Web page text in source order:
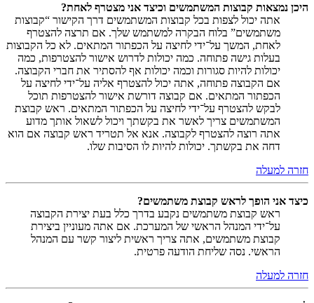
היכן נמצאות קבוצות המשתמשים וכיצד אני מצטרף לאחת?
אתה יכול לצפות בכל קבוצות המשתמשים דרך הקישור “קבוצות
משתמשים” בלוח הבקרה למשתמש שלך. אם תרצה להצטרף
לאחת, המשך על־ידי לחיצה על הכפתור המתאים. לא כל הקבוצות
בעלות גישה פתוחה. כמה יכולות לדרוש אישור להצטרפות, כמה
יכולות להיות סגורות וכמה יכולות אף להסתיר את חברי הקבוצה.
אם הקבוצה פתוחה, אתה יכול להצטרף אליה על־ידי לחיצה על
הכפתור המתאים. אם קבוצה דורשת אישור להצטרפות תוכל
לבקש להצטרף על־ידי לחיצה על הכפתור המתאים. ראש קבוצת
המשתמשים צריך לאשר את בקשתך ויכול לשאול אותך מדוע
אתה רוצה להצטרף לקבוצה. אנא אל תטריד ראש קבוצה אם הוא
דחה את בקשתך. יכולות להיות לו הסיבות שלו.
חזרה למעלה
כיצד אני הופך לראש קבוצת משתמשים?
ראש קבוצת משתמשים נקבע בדרך כלל בעת יצירת הקבוצה
על־ידי המנהל הראשי של המערכת. אם אתה מעוניין ביצירת
קבוצת משתמשים, אתה צריך ראשית ליצור קשר עם המנהל
הראשי. נסה שליחת הודעה פרטית.
חזרה למעלה